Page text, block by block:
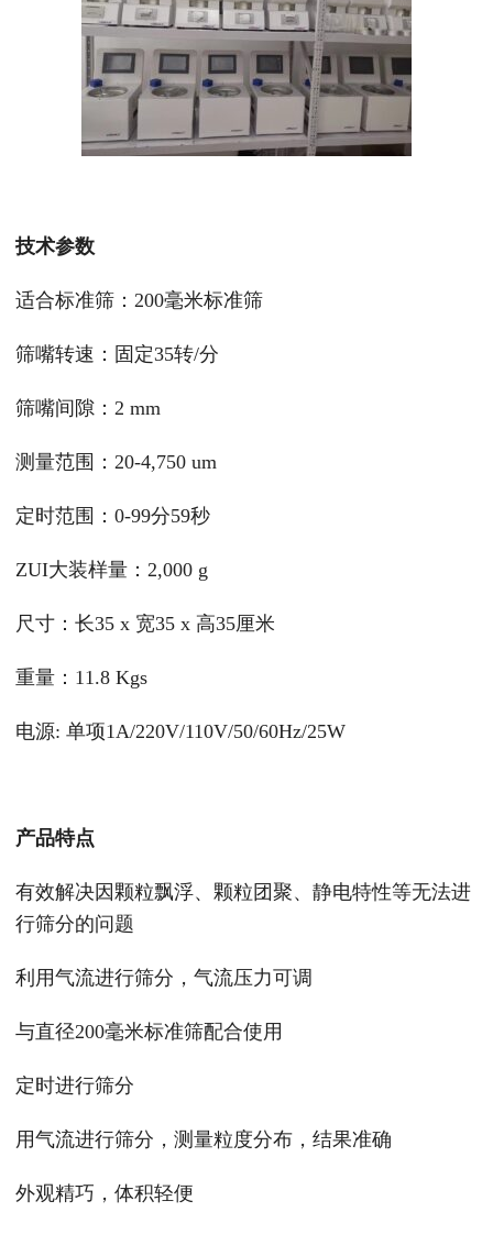
技术参数
适合标准筛：200毫米标准筛
筛嘴转速：固定35转/分
筛嘴间隙：2 mm
测量范围：20-4,750 um
定时范围：0-99分59秒
ZUI大装样量：2,000 g
尺寸：长35 x 宽35 x 高35厘米
重量：11.8 Kgs
电源: 单项1A/220V/110V/50/60Hz/25W
产品特点
有效解决因颗粒飘浮、颗粒团聚、静电特性等无法进
行筛分的问题
利用气流进行筛分，气流压力可调
与直径200毫米标准筛配合使用
定时进行筛分
用气流进行筛分，测量粒度分布，结果准确
外观精巧，体积轻便